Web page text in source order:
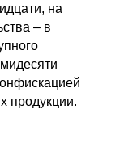
на
– в
продукции.